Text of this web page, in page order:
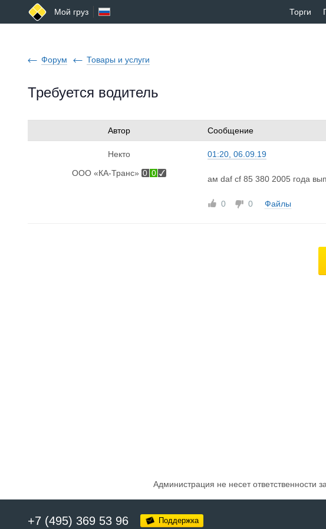
Мой груз Торги
Форум Товары и услуги
Требуется водитель
Автор Сообщение
Некто
ООО «КА-Транс» 0 0
01:20, 06.09.19
ам daf cf 85 380 2005 года
0 0 Файлы
Администрация не несет ответственности
+7 (495) 369 53 96 Поддержка